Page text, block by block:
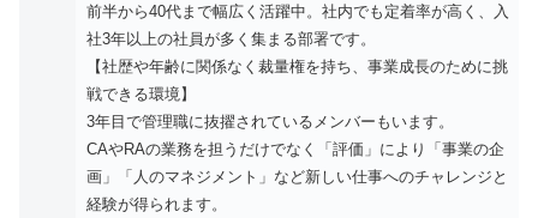
前半から40代まで幅広く活躍中。社内でも定着率が高く、入
社3年以上の社員が多く集まる部署です。
【社歴や年齢に関係なく裁量権を持ち、事業成長のために挑
戦できる環境】
3年目で管理職に抜擢されているメンバーもいます。
CAやRAの業務を担うだけでなく「評価」により「事業の企
画」「人のマネジメント」など新しい仕事へのチャレンジと
経験が得られます。